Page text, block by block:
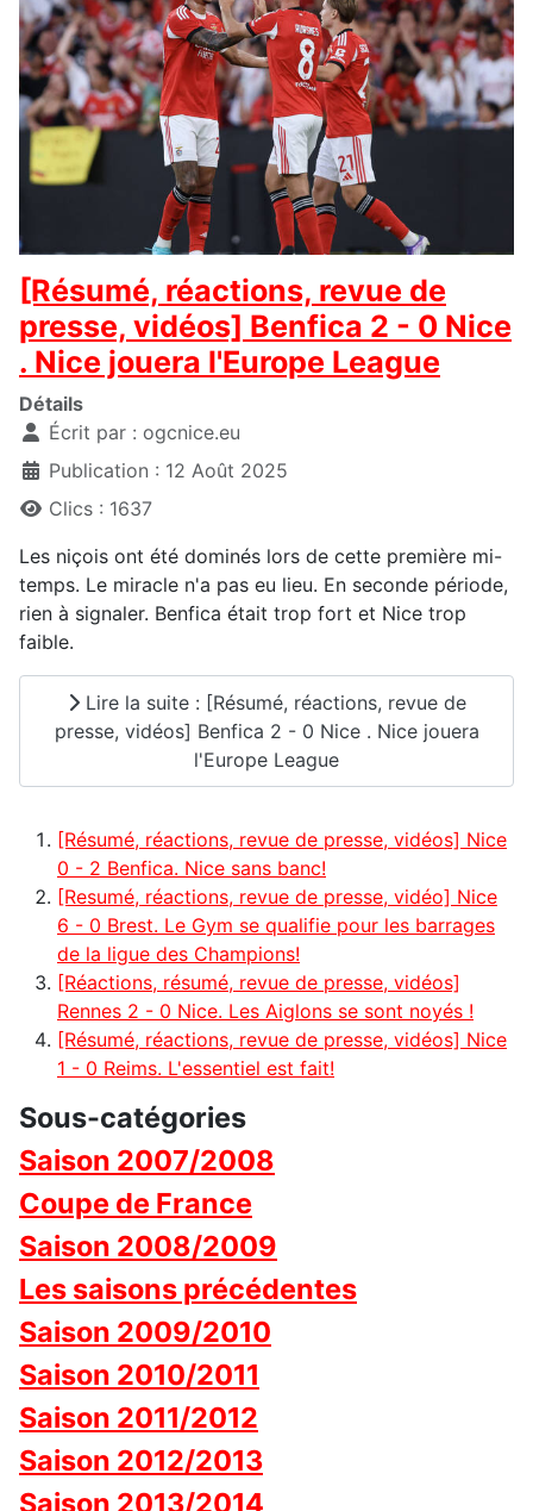
[Résumé, réactions, revue de
presse, vidéos] Benfica 2 - 0 Nice
. Nice jouera l'Europe League
Détails
Écrit par : ogcnice.eu
Publication : 12 Août 2025
Clics : 1637
Les niçois ont été dominés lors de cette première mi-
temps. Le miracle n'a pas eu lieu. En seconde période,
rien à signaler. Benfica était trop fort et Nice trop
faible.
Lire la suite : [Résumé, réactions, revue de
presse, vidéos] Benfica 2 - 0 Nice . Nice jouera
l'Europe League
[Résumé, réactions, revue de presse, vidéos] Nice
0 - 2 Benfica. Nice sans banc!
[Resumé, réactions, revue de presse, vidéo] Nice
6 - 0 Brest. Le Gym se qualifie pour les barrages
de la ligue des Champions!
[Réactions, résumé, revue de presse, vidéos]
Rennes 2 - 0 Nice. Les Aiglons se sont noyés !
[Résumé, réactions, revue de presse, vidéos] Nice
1 - 0 Reims. L'essentiel est fait!
Sous-catégories
Saison 2007/2008
Coupe de France
Saison 2008/2009
Les saisons précédentes
Saison 2009/2010
Saison 2010/2011
Saison 2011/2012
Saison 2012/2013
Saison 2013/2014